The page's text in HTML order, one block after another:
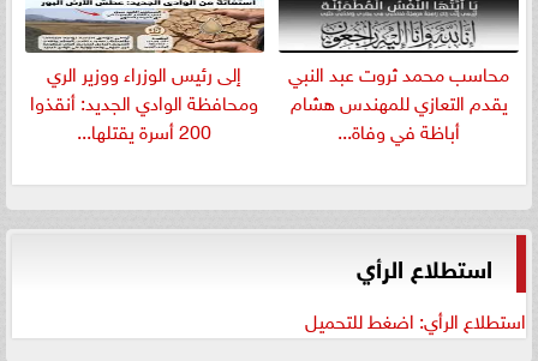
​محاسب محمد ثروت عبد النبي
يقدم التعازي للمهندس هشام
أباظة في وفاة...
إلى رئيس الوزراء ووزير الري
ومحافظة الوادي الجديد: أنقذوا
200 أسرة يقتلها...
استطلاع الرأي
استطلاع الرأي: اضغط للتحميل